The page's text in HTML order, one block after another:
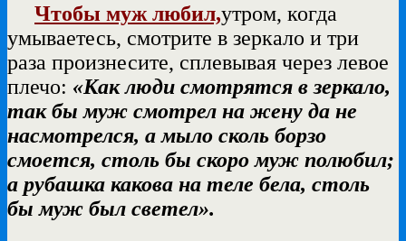
Чтобы муж любил,утром, когда
умываетесь, смотрите в зеркало и три
раза произнесите, сплевывая через левое
плечо: «Как люди смотрятся в зеркало,
так бы муж смотрел на жену да не
насмотрелся, а мыло сколь борзо
смоется, столь бы скоро муж полюбил;
а рубашка какова на теле бела, столь
бы муж был светел».